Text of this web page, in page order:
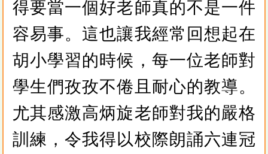
得要當一個好老師真的不是一件
容易事。這也讓我經常回想起在
胡小學習的時候，每一位老師對
學生們孜孜不倦且耐心的教導。
尤其感激高炳旋老師對我的嚴格
訓練，令我得以校際朗誦六連冠